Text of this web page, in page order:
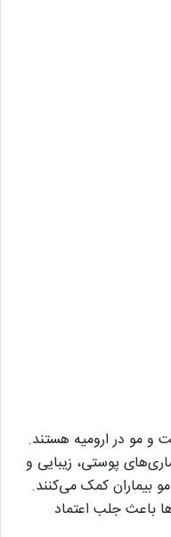
مو در ارومیه هستند.
پوستی، زیبایی و
بیماران کمک می‌کنند.
باعث جلب اعتماد